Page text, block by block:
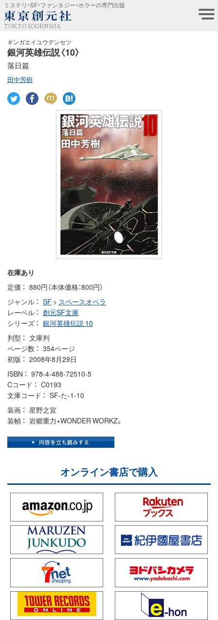
ミステリ・SF・ファンタジー・ホラーの専門出版
TOKYO SOGENSHA
ギンガエイユウデンセツ
銀河英雄伝説〈10〉
落日篇
田中芳樹
在庫あり
定価
880円（本体価格：800円）
ジャンル
SF > スペースオペラ
レーベル
創元SF文庫
シリーズ
銀河英雄伝説 10
判型
文庫判
ページ数
354ページ
初版
2008年8月29日
ISBN
978-4-488-72510-5
Cコード
C0193
文庫コード
SF-た-1-10
装画
星野之宣
装幀
岩郷重力+WONDER WORKZ。
オンライン書店で購入